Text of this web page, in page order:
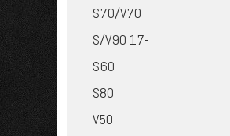
S70/V70
S/V90 17-
S60
S80
V50